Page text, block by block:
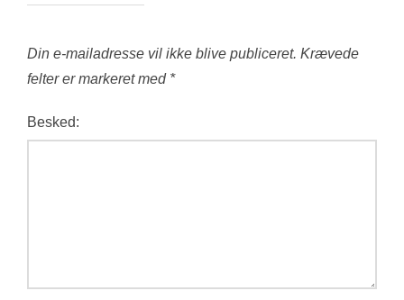
Din e-mailadresse vil ikke blive publiceret. Krævede
felter er markeret med *
Besked: